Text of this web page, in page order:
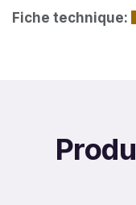
Fiche technique: